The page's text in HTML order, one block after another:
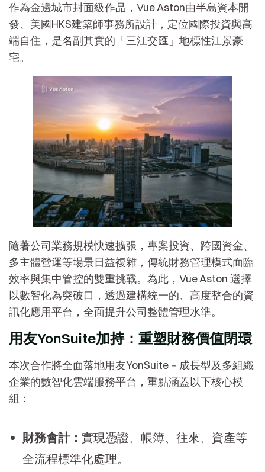
作為金邊城市封面級作品，Vue Aston由半島資本開
發、美國HKS建築師事務所設計，定位國際投資與高
端自住，是名副其實的「三江交匯」地標性江景豪
宅。
隨著公司業務規模快速擴張，專案投資、跨國資金、
多主體營運等場景日益複雜，傳統財務管理模式面臨
效率與集中管控的雙重挑戰。為此，Vue Aston 選擇
以數智化為突破口，透過建構統一的、高度整合的資
訊化應用平台，全面提升公司整體管理水準。
用友YonSuite加持：重塑財務價值閉環
本次合作將全面落地用友YonSuite－成長型及多組織
企業的數智化雲端服務平台，重點涵蓋以下核心模
組：
財務會計： 實現憑證、帳簿、往來、資產等
全流程標準化處理。